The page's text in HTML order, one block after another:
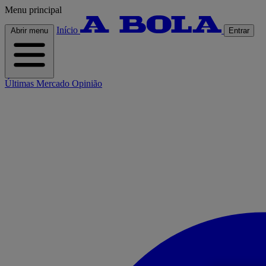
Menu principal
Abrir menu Início Entrar
Últimas Mercado Opinião